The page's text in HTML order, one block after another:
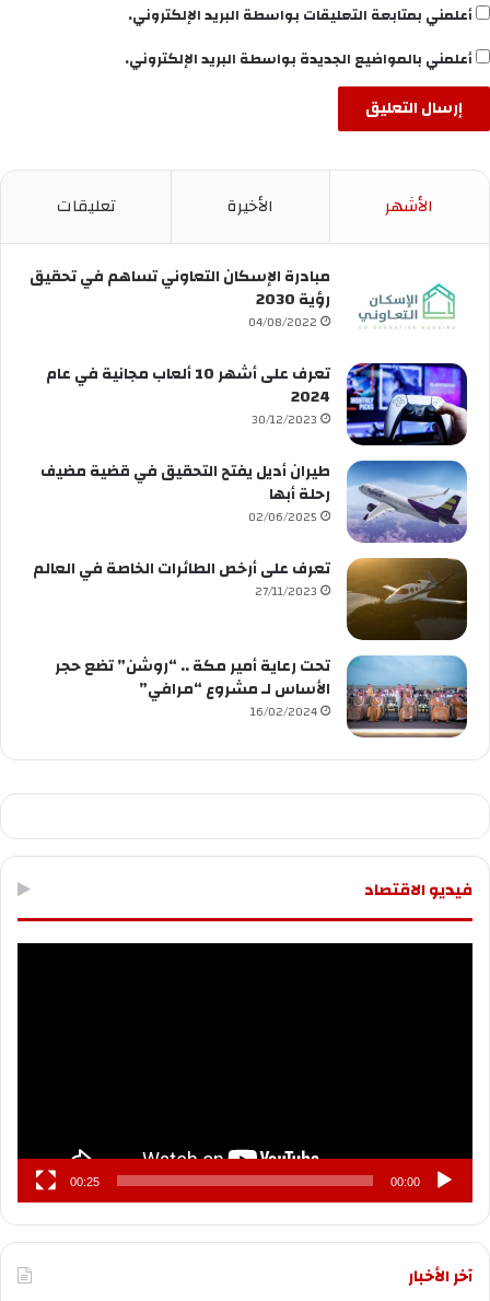
أعلمني بمتابعة التعليقات بواسطة البريد الإلكتروني.
أعلمني بالمواضيع الجديدة بواسطة البريد الإلكتروني.
الأشهر الأخيرة تعليقات
مبادرة الإسكان التعاوني تساهم في تحقيق
رؤية 2030
04/08/2022
تعرف على أشهر 10 ألعاب مجانية في عام
2024
30/12/2023
طيران أديل يفتح التحقيق في قضية مضيف
رحلة أبها
02/06/2025
تعرف على أرخص الطائرات الخاصة في العالم
27/11/2023
تحت رعاية أمير مكة .. “روشن” تضع حجر
الأساس لـ مشروع “مرافي”
16/02/2024
فيديو الاقتصاد
00:00
00:25
آخر الأخبار